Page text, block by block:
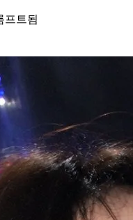
프트됨